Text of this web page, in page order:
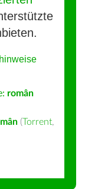
român
(Torrent,